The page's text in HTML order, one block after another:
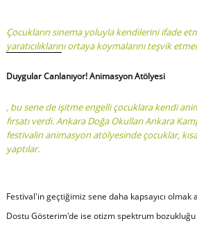
Çocukların sinema yoluyla kendilerini ifade
yaratıcılıklarını ortaya koymalarını teşvik
Duygular Canlanıyor! Animasyon Atölyesi
, bu sene de işitme engelli çocuklara kendi
fırsatı verdi. Ankara Doğa Okulları Ankara
festivalin animasyon atölyesinde çocuklar,
yaptılar.
Festival'in geçtiğimiz sene daha kapsayıcı
Dostu Gösterim'de ise otizm spektrum